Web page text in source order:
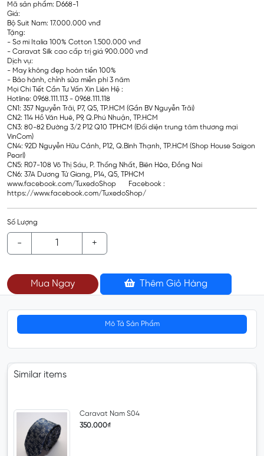
Mã sản phẩm: D668-1
Giá:
Bộ Suit Nam: 17.000.000 vnđ
Tặng:
- Sơ mi Italia 100% Cotton 1.500.000 vnđ
- Caravat Silk cao cấp trị giá 900.000 vnđ
Dịch vụ:
- May không đẹp hoàn tiền 100%
- Bảo hành, chỉnh sửa miễn phí 3 năm
Mọi Chi Tiết Cần Tư Vấn Xin Liên Hệ :
Hotline: 0968.111.113 - 0968.111.118
CN1: 357 Nguyễn Trãi, P7, Q5, TP.HCM (Gần BV Nguyễn Trãi)
CN2: 114 Hồ Văn Huê, P9, Q.Phú Nhuận, TP.HCM
CN3: 80-82 Đường 3/2 P12 Q10 TPHCM (Đối diện trung tâm thương mại
VinCom)
CN4: 92D Nguyễn Hữu Cảnh, P12, Q.Bình Thạnh, TP.HCM (Shop House Saigon
Pearl)
CN5: R07-108 Võ Thị Sáu, P. Thống Nhất, Biên Hòa, Đồng Nai
CN6: 37A Dương Tử Giang, P14, Q5, TPHCM
www.facebook.com/TuxedoShop Facebook :
https://www.facebook.com/TuxedoShop/
Số Lượng
- +
Mua Ngay Thêm Giỏ Hàng
Mô Tả Sản Phẩm
Similar items
Caravat Nam S04
350.000₫